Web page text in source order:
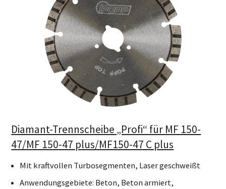
Diamant-Trennscheibe „Profi“ für MF 150-
47/MF 150-47 plus/MF150-47 C plus
Mit kraftvollen Turbosegmenten, Laser geschweißt
Anwendungsgebiete: Beton, Beton armiert,